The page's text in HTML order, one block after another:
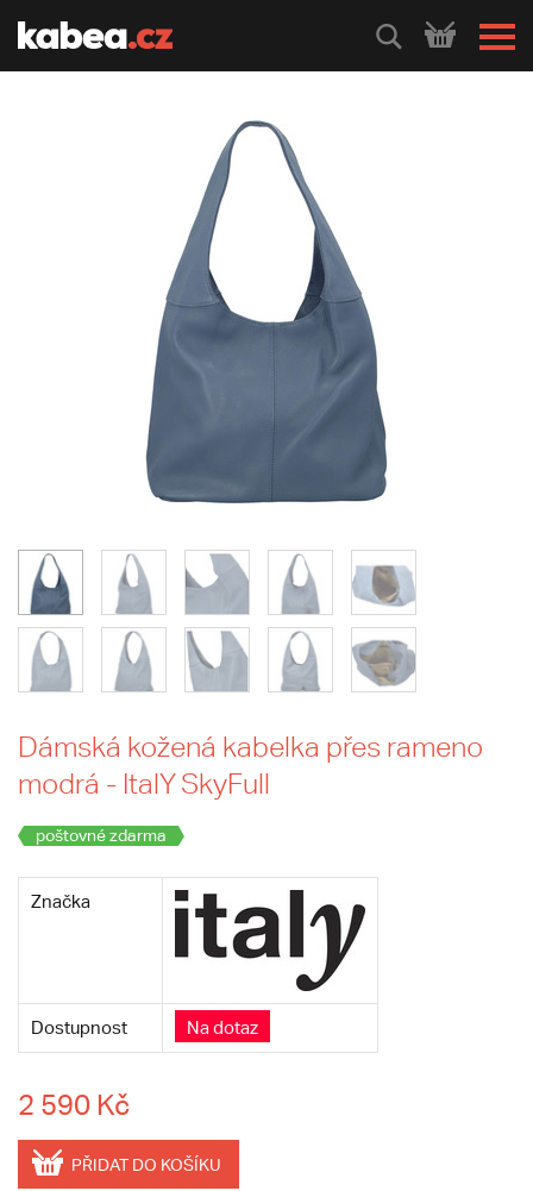
HLEDEJ
Dámská kožená kabelka přes rameno
modrá - ItalY SkyFull
poštovné zdarma
Značka
Dostupnost Na dotaz
2 590 Kč
PŘIDAT DO KOŠÍKU